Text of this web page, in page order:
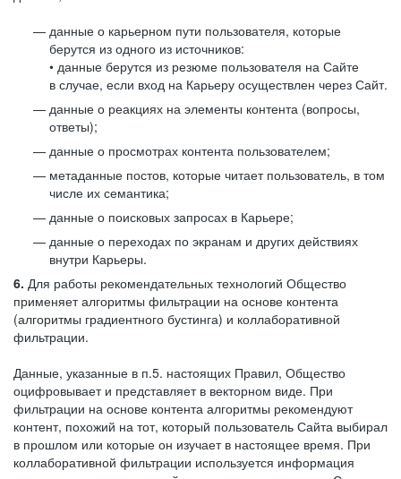
данные о карьерном пути пользователя, которые
берутся из одного из источников:
• данные берутся из резюме пользователя на Сайте
в случае, если вход на Карьеру осуществлен через Сайт.
данные о реакциях на элементы контента (вопросы,
ответы);
данные о просмотрах контента пользователем;
метаданные постов, которые читает пользователь, в том
числе их семантика;
данные о поисковых запросах в Карьере;
данные о переходах по экранам и других действиях
внутри Карьеры.
6. Для работы рекомендательных технологий Общество
применяет алгоритмы фильтрации на основе контента
(алгоритмы градиентного бустинга) и коллаборативной
фильтрации.
Данные, указанные в п.5. настоящих Правил, Общество
оцифровывает и представляет в векторном виде. При
фильтрации на основе контента алгоритмы рекомендуют
контент, похожий на тот, который пользователь Сайта выбирал
в прошлом или которые он изучает в настоящее время. При
коллаборативной фильтрации используется информация